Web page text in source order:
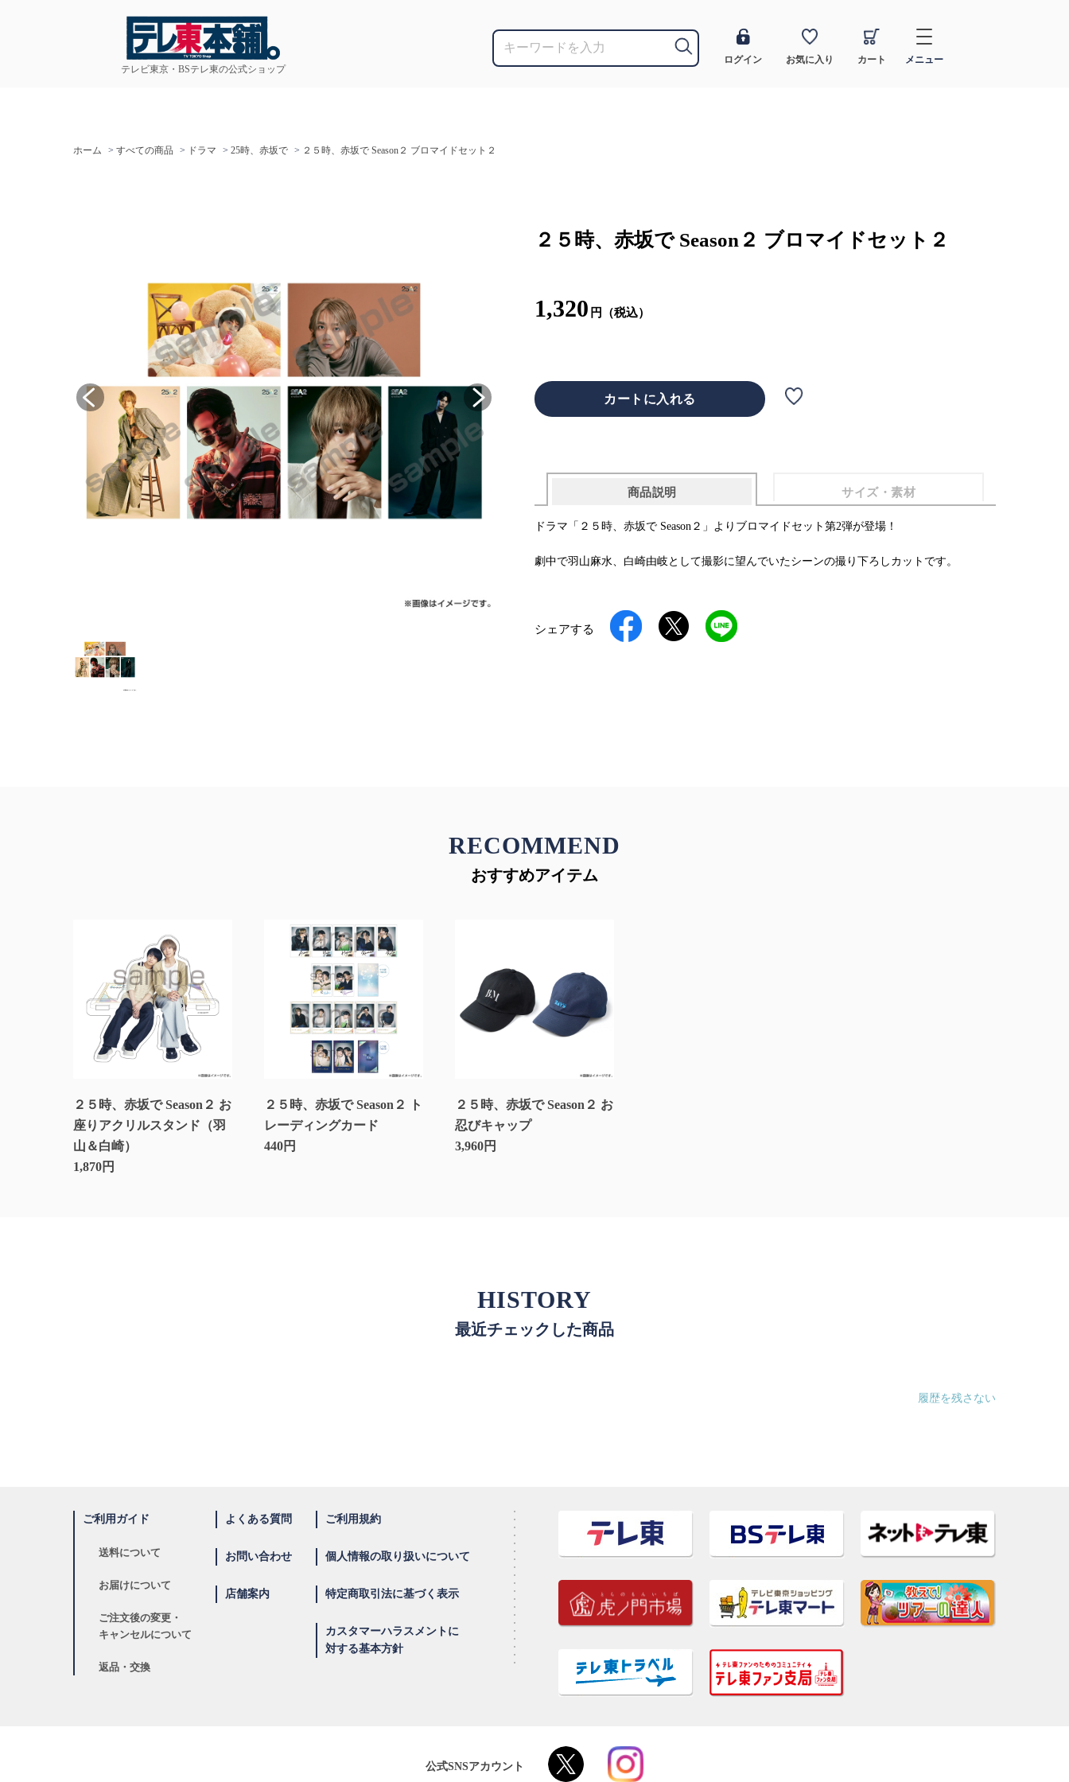
テレビ東京・BSテレ東の公式ショップ
ログイン お気に入り カート メニュー
ホーム > すべての商品 > ドラマ > 25時、赤坂で > ２５時、赤坂で Season２ ブロマイドセット２
２５時、赤坂で Season２ ブロマイドセット２
1,320 円（税込）
商品説明 サイズ・素材
ドラマ「２５時、赤坂で Season２」よりブロマイドセット第2弾が登場！
劇中で羽山麻水、白崎由岐として撮影に望んでいたシーンの撮り下ろしカットです。
シェアする
RECOMMEND
おすすめアイテム
２５時、赤坂で Season２ お
座りアクリルスタンド（羽
山＆白崎）
1,870円
２５時、赤坂で Season２ ト
レーディングカード
440円
２５時、赤坂で Season２ お
忍びキャップ
3,960円
HISTORY
最近チェックした商品
履歴を残さない
ご利用ガイド
送料について
お届けについて
ご注文後の変更・
キャンセルについて
返品・交換
よくある質問
お問い合わせ
店舗案内
ご利用規約
個人情報の取り扱いについて
特定商取引法に基づく表示
カスタマーハラスメントに
対する基本方針
公式SNSアカウント